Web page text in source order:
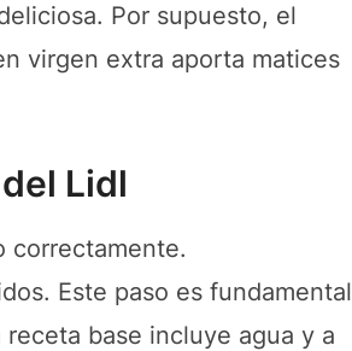
Por supuesto, el
virgen extra aporta matices
Lidl
correctamente.
Este paso es fundamental
base incluye agua y a